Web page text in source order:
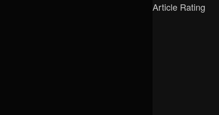
Article Rating